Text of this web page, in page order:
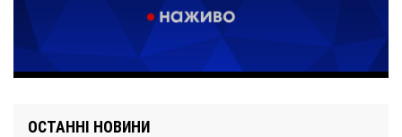
ОСТАННІ НОВИНИ